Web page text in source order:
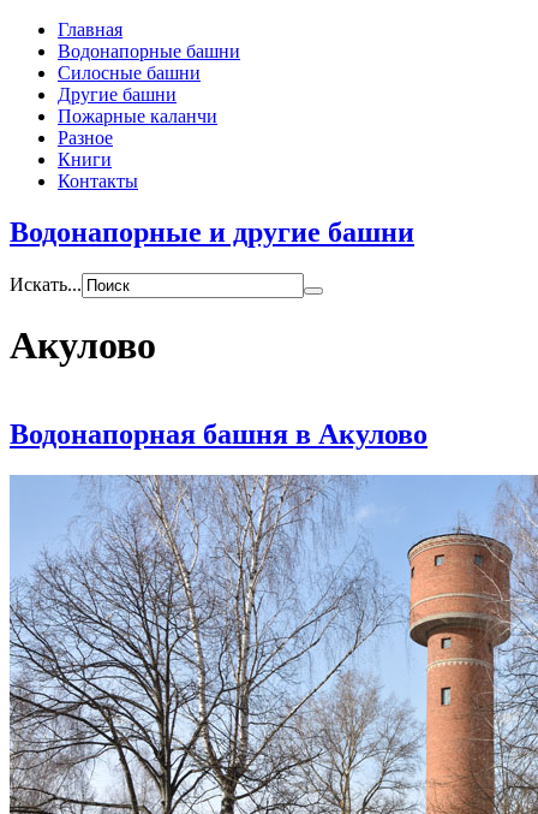
Главная
Водонапорные башни
Силосные башни
Другие башни
Пожарные каланчи
Разное
Книги
Контакты
Водонапорные и другие башни
Искать...
Акулово
Водонапорная башня в Акулово